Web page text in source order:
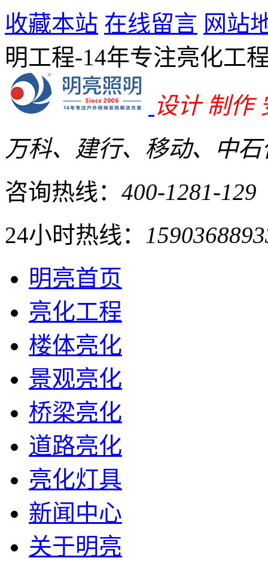
收藏本站 在线留言 网站
明工程-14年专注亮化工
设计 制作
万科、建行、移动、中
咨询热线： 400-1281-129
24小时热线：
明亮首页
亮化工程
楼体亮化
景观亮化
桥梁亮化
道路亮化
亮化灯具
新闻中心
关于明亮